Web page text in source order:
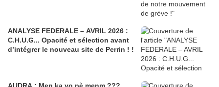
ANALYSE FEDERALE – AVRIL 2026 :
C.H.U.G... Opacité et sélection avant
d’intégrer le nouveau site de Perrin ! !